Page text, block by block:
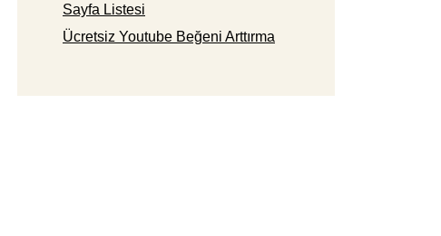
Sayfa Listesi
Ücretsiz Youtube Beğeni Arttırma